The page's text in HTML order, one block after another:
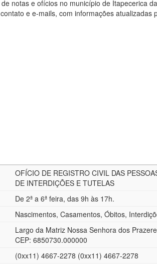
notas e ofícios no município de Itapecerica
e e-mails, com informações atualizadas
OFÍCIO DE REGISTRO CIVIL DAS
DE INTERDIÇÕES E TUTELAS
De 2ª a 6ª feira, das 9h às 17h.
Nascimentos, Casamentos, Óbitos,
Largo da Matriz Nossa Senhora dos
CEP: 6850730.000000
(0xx11) 4667-2278 (0xx11) 4667-2278